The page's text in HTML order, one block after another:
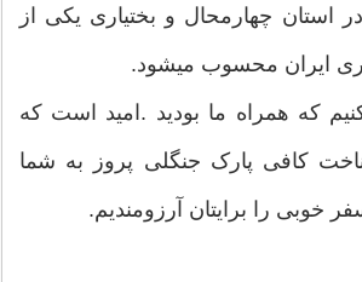
استان چهارمحال و بختیاری یکی از
ایران محسوب میشود.
که همراه ما بودید .امید است که
کافی پارک جنگلی پروز به شما
خوبی را برایتان آرزومندیم.